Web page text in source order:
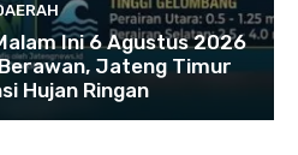
Ini 6 Agustus 2026
Jateng Timur
Hujan Ringan